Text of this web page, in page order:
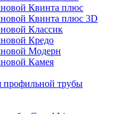
Квинта плюс
Квинта плюс 3D
Классик
Кредо
Модерн
Камея
профильной трубы